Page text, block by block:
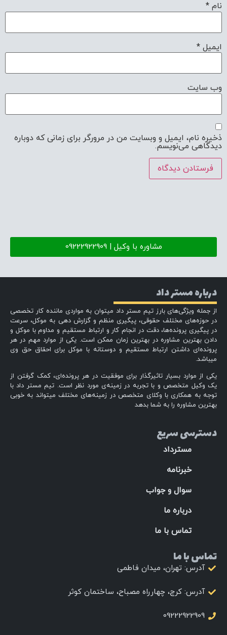
نام *
ایمیل *
وب‌ سایت
ذخیره نام، ایمیل و وبسایت من در مرورگر برای زمانی که دوباره
دیدگاهی می‌نویسم.
مشاوره با وکیل | 09222922909
درباره مستر داد
از جمله ویژگی‌های بارز تیم مستر داد میتوان به مواردی ماننده کار تخصصی
در حوزه‌های مختلف حقوقی، پیگیری منظم و گزارش دهی به موکل، سرعت
در پیگیری پرونده‌ها، دقت در انجام کار و ارتباط مستقیم و مداوم با موکل و
دادن بهترین مشاوره در بهترین زمان ممکن است. یکی از موارد مهم در هر
پرونده‌ای داشتن ارتباط مستقیم و دوستانه با موکل برای احقاق حق وی
میباشد.
یکی از موارد بسیار تاثیرگذار برای موفقیت در هر پرونده‌ای، کمک گرفتن از
یک وکیل متخصص و با تجربه در زمینه‌ی مورد نظر است. تیم مستر داد با
توجه به همکاری با وکلای متخصص در زمینه‌های مختلف میتواند به خوبی
بهترین مشاوره را به شما بدهد
دسترسی سریع
مسترداد
خبرنامه
سوال و جواب
درباره ما
تماس با ما
تماس با ما
آدرس: تهران، میدان فاطمی
آدرس: کرج، چهارراه مصباح، ساختمان کوثر
09222922909